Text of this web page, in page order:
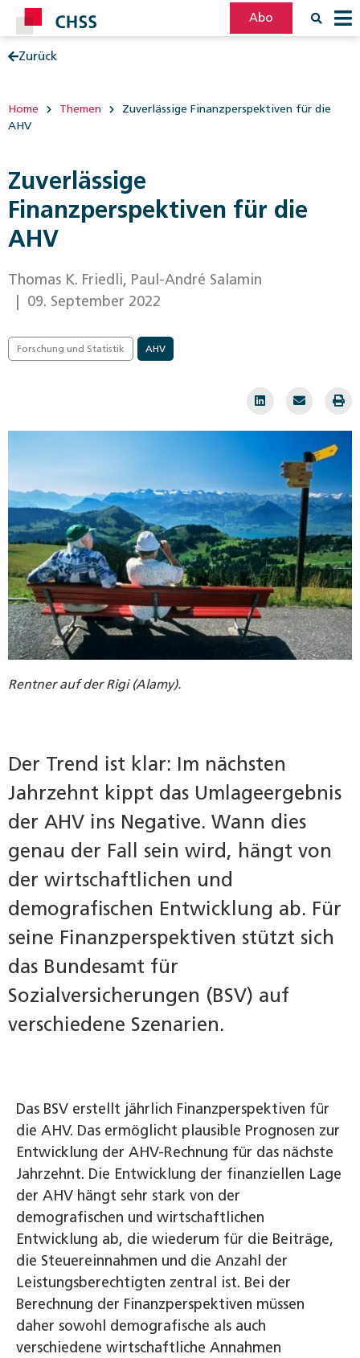
Abo
Zurück
Home Themen
Zuverlässige Finanzperspektiven für die
AHV
Zuverlässige
Finanzperspektiven für die
AHV
Thomas K. Friedli, Paul-André Salamin
| 09. September 2022
Forschung und Statistik AHV
Rentner auf der Rigi (Alamy).
Der Trend ist klar: Im nächsten
Jahrzehnt kippt das Umlageergebnis
der AHV ins Negative. Wann dies
genau der Fall sein wird, hängt von
der wirtschaftlichen und
demografischen Entwicklung ab. Für
seine Finanzperspektiven stützt sich
das Bundesamt für
Sozialversicherungen (BSV) auf
verschiedene Szenarien.
Das BSV erstellt jährlich Finanzperspektiven für
die AHV. Das ermöglicht plausible Prognosen zur
Entwicklung der AHV-Rechnung für das nächste
Jahrzehnt. Die Entwicklung der finanziellen Lage
der AHV hängt sehr stark von der
demografischen und wirtschaftlichen
Entwicklung ab, die wiederum für die Beiträge,
die Steuereinnahmen und die Anzahl der
Leistungsberechtigten zentral ist. Bei der
Berechnung der Finanzperspektiven müssen
daher sowohl demografische als auch
verschiedene wirtschaftliche Annahmen